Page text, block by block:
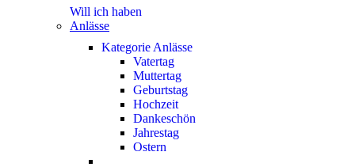
Will ich haben
Anlässe
Kategorie Anlässe
Vatertag
Muttertag
Geburtstag
Hochzeit
Dankeschön
Jahrestag
Ostern